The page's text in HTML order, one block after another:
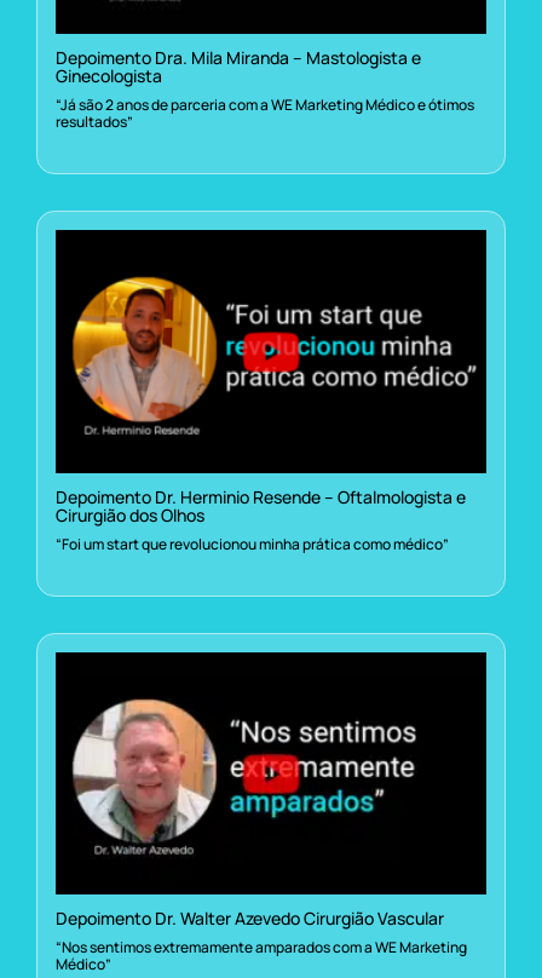
Depoimento Dra. Mila Miranda – Mastologista e
Ginecologista
“Já são 2 anos de parceria com a WE Marketing Médico e ótimos
resultados”
Depoimento Dr. Herminio Resende – Oftalmologista e
Cirurgião dos Olhos
“Foi um start que revolucionou minha prática como médico”
Depoimento Dr. Walter Azevedo Cirurgião Vascular
“Nos sentimos extremamente amparados com a WE Marketing
Médico”